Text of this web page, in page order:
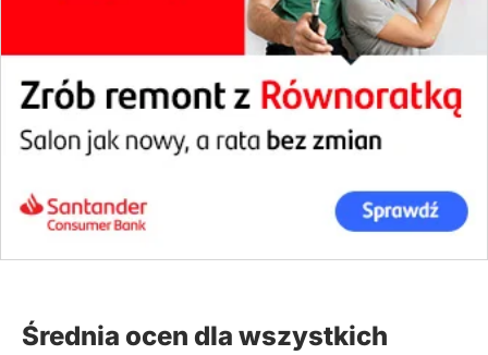
Średnia ocen dla wszystkich